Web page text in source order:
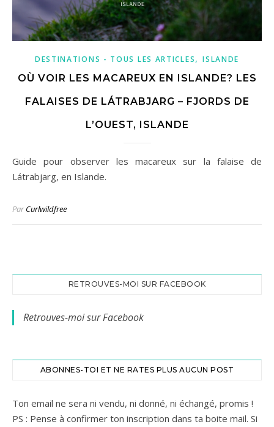
DESTINATIONS - TOUS LES ARTICLES,ISLANDE
OÙ VOIR LES MACAREUX EN ISLANDE? LES
FALAISES DE LÁTRABJARG – FJORDS DE
L’OUEST, ISLANDE
Guide pour observer les macareux sur la falaise de
Látrabjarg, en Islande.
ParCurlwildfree
RETROUVES-MOI SUR FACEBOOK
Retrouves-moi sur Facebook
ABONNES-TOI ET NE RATES PLUS AUCUN POST
Ton email ne sera ni vendu, ni donné, ni échangé, promis !
PS : Pense à confirmer ton inscription dans ta boite mail. Si